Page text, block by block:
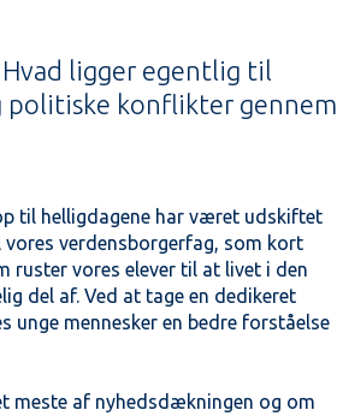
ligger egentlig til
politiske konflikter gennem
til helligdagene har været udskiftet
verdensborgerfag, som kort
ruster vores elever til at livet i den
del af. Ved at tage en dedikeret
unge mennesker en bedre forståelse
meste af nyhedsdækningen og om